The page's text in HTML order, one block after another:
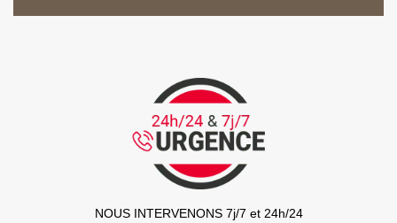
NOUS INTERVENONS 7j/7 et 24h/24